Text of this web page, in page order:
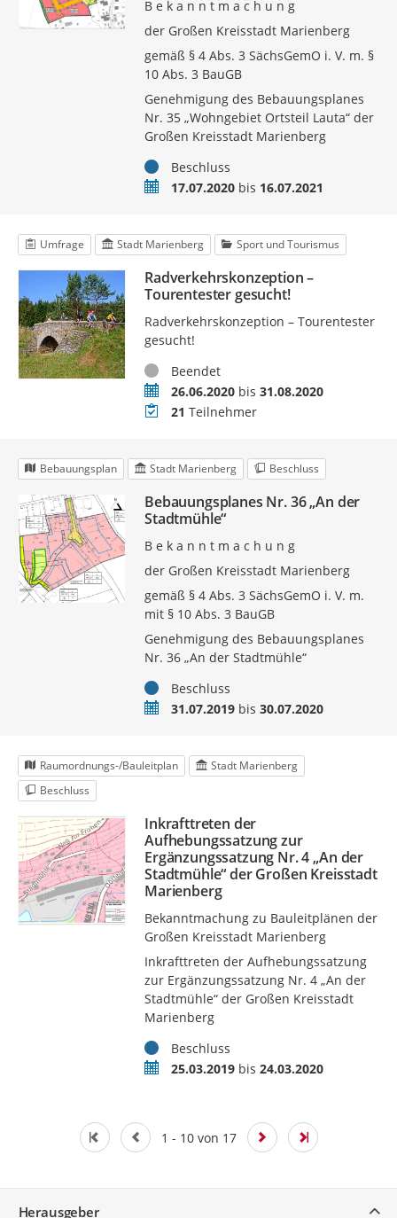
B e k a n n t m a c h u n g
der Großen Kreisstadt Marienberg
gemäß § 4 Abs. 3 SächsGemO i. V. m. §
10 Abs. 3 BauGB
Genehmigung des Bebauungsplanes
Nr. 35 „Wohngebiet Ortsteil Lauta“ der
Großen Kreisstadt Marienberg
StatusBeschluss
Zeitraum17.07.2020bis 16.07.2021
Umfrage Stadt Marienberg Sport und Tourismus
Radverkehrskonzeption –
Tourentester gesucht!
Radverkehrskonzeption – Tourentester
gesucht!
StatusBeendet
Zeitraum26.06.2020bis 31.08.2020
Teilnehmer
21 Teilnehmer
Bebauungsplan Stadt Marienberg Beschluss
Bebauungsplanes Nr. 36 „An der
Stadtmühle“
B e k a n n t m a c h u n g
der Großen Kreisstadt Marienberg
gemäß § 4 Abs. 3 SächsGemO i. V. m.
mit § 10 Abs. 3 BauGB
Genehmigung des Bebauungsplanes
Nr. 36 „An der Stadtmühle“
StatusBeschluss
Zeitraum31.07.2019bis 30.07.2020
Raumordnungs-/Bauleitplan
Stadt Marienberg
Beschluss
Inkrafttreten der
Aufhebungssatzung zur
Ergänzungssatzung Nr. 4 „An der
Stadtmühle“ der Großen Kreisstadt
Marienberg
Bekanntmachung zu Bauleitplänen der
Großen Kreisstadt Marienberg
Inkrafttreten der Aufhebungssatzung
zur Ergänzungssatzung Nr. 4 „An der
Stadtmühle“ der Großen Kreisstadt
Marienberg
StatusBeschluss
Zeitraum25.03.2019bis 24.03.2020
1 - 10 von 17
Herausgeber